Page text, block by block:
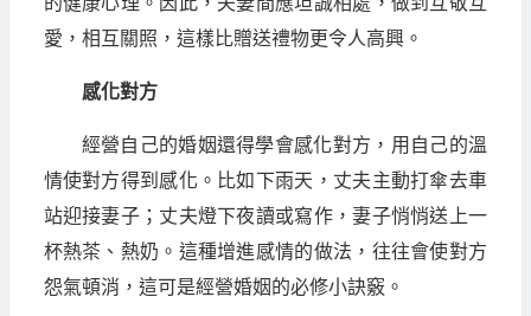
愛，相互關照，這樣比贈送禮物更令人高興。
感化對方
經營自己的婚姻還得學會感化對方，用自己的溫
情使對方得到感化。比如下雨天，丈夫主動打傘去車
站迎接妻子；丈夫燈下夜讀或寫作，妻子悄悄送上一
杯熱茶、熱奶。這種增進感情的做法，往往會使對方
怨氣頓消，這可是經營婚姻的必修小訣竅。